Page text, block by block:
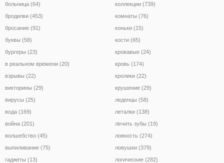
больница (64)
бродилки (453)
бросание (91)
буквы (58)
бургеры (23)
в реальном времени (20)
взрывы (22)
викторины (29)
вирусы (25)
вода (169)
война (201)
волшебство (45)
выпиливание (75)
гаджеты (13)
коллекции (739)
комнаты (76)
коньки (15)
кости (65)
кровавые (24)
кровь (174)
кролики (22)
крушение (29)
леденцы (58)
леталки (138)
лечить зубы (19)
ловкость (274)
ловушки (379)
логические (282)